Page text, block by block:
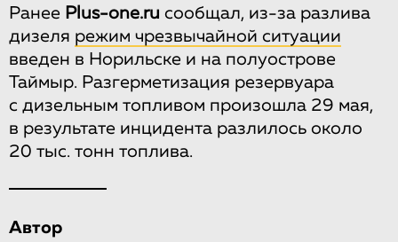
Ранее Plus-one.ru сообщал, из-за разлива
дизеля режим чрезвычайной ситуации
введен в Норильске и на полуострове
Таймыр. Разгерметизация резервуара
с дизельным топливом произошла 29 мая,
в результате инцидента разлилось около
20 тыс. тонн топлива.
Автор